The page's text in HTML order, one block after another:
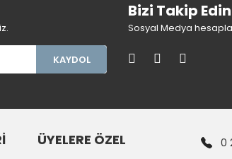
KAYDOL
Bizi Takip Edin
Sosyal Medya
ÜYELERE ÖZEL
0